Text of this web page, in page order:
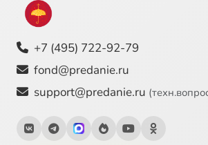
+7 (495) 722-92-79
fond@predanie.ru
support@predanie.ru